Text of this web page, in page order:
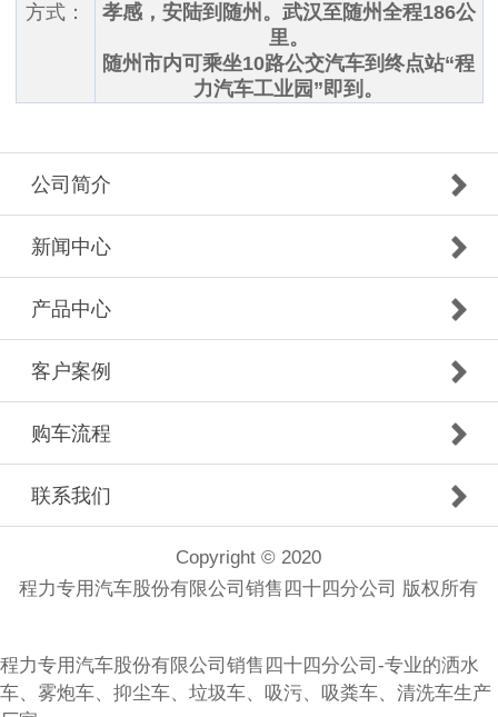
方式：
孝感，安陆到随州。武汉至随州全程186公
里。
随州市内可乘坐10路公交汽车到终点站“程
力汽车工业园”即到。
公司简介
新闻中心
产品中心
客户案例
购车流程
联系我们
Copyright © 2020
程力专用汽车股份有限公司销售四十四分公司 版权所有
程力专用汽车股份有限公司销售四十四分公司-专业的洒水
车、雾炮车、抑尘车、垃圾车、吸污、吸粪车、清洗车生产